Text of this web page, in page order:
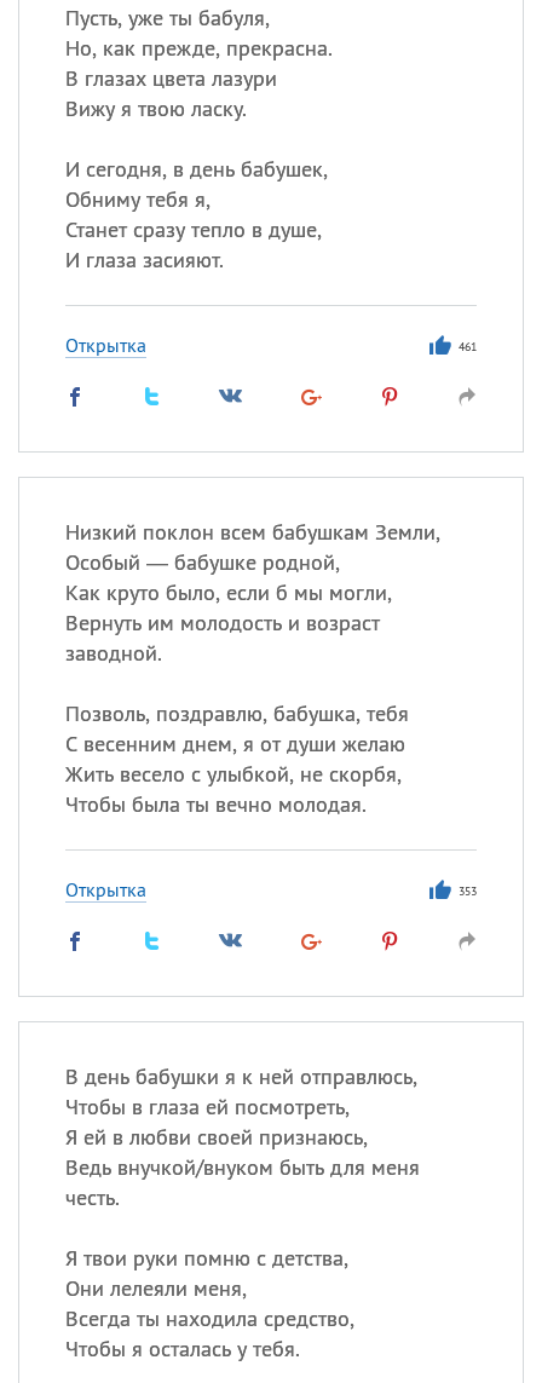
Пусть, уже ты бабуля,
Но, как прежде, прекрасна.
В глазах цвета лазури
Вижу я твою ласку.
И сегодня, в день бабушек,
Обниму тебя я,
Станет сразу тепло в душе,
И глаза засияют.
Открытка 461
Низкий поклон всем бабушкам Земли,
Особый — бабушке родной,
Как круто было, если б мы могли,
Вернуть им молодость и возраст
заводной.
Позволь, поздравлю, бабушка, тебя
С весенним днем, я от души желаю
Жить весело с улыбкой, не скорбя,
Чтобы была ты вечно молодая.
Открытка 353
В день бабушки я к ней отправлюсь,
Чтобы в глаза ей посмотреть,
Я ей в любви своей признаюсь,
Ведь внучкой/внуком быть для меня
честь.
Я твои руки помню с детства,
Они лелеяли меня,
Всегда ты находила средство,
Чтобы я осталась у тебя.